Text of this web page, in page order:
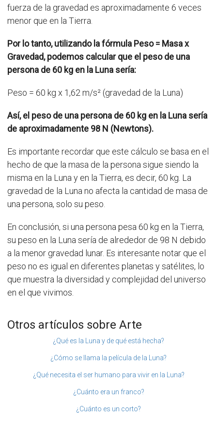
fuerza de la gravedad es aproximadamente 6 veces
menor que en la Tierra.
Por lo tanto, utilizando la fórmula Peso = Masa x
Gravedad, podemos calcular que el peso de una
persona de 60 kg en la Luna sería:
Peso = 60 kg x 1,62 m/s² (gravedad de la Luna)
Así, el peso de una persona de 60 kg en la Luna sería
de aproximadamente 98 N (Newtons).
Es importante recordar que este cálculo se basa en el
hecho de que la masa de la persona sigue siendo la
misma en la Luna y en la Tierra, es decir, 60 kg. La
gravedad de la Luna no afecta la cantidad de masa de
una persona, solo su peso.
En conclusión, si una persona pesa 60 kg en la Tierra,
su peso en la Luna sería de alrededor de 98 N debido
a la menor gravedad lunar. Es interesante notar que el
peso no es igual en diferentes planetas y satélites, lo
que muestra la diversidad y complejidad del universo
en el que vivimos.
Otros artículos sobre Arte
¿Qué es la Luna y de qué está hecha?
¿Cómo se llama la película de la Luna?
¿Qué necesita el ser humano para vivir en la Luna?
¿Cuánto era un franco?
¿Cuánto es un corto?